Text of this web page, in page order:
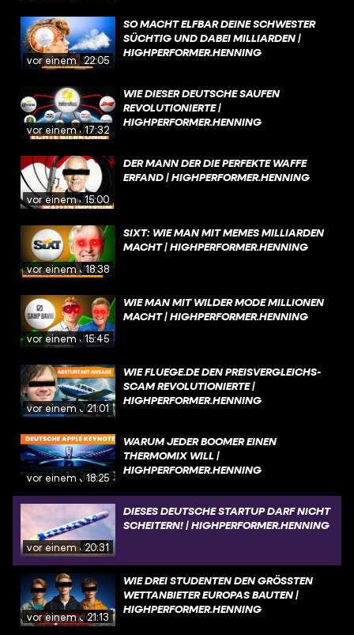
vor einem Jahr
22:05
SO MACHT ELFBAR DEINE SCHWESTER
SÜCHTIG UND DABEI MILLIARDEN |
HIGHPERFORMER.HENNING
vor einem Jahr
17:32
WIE DIESER DEUTSCHE SAUFEN
REVOLUTIONIERTE |
HIGHPERFORMER.HENNING
vor einem Jahr
15:00
DER MANN DER DIE PERFEKTE WAFFE
ERFAND | HIGHPERFORMER.HENNING
vor einem Jahr
18:38
SIXT: WIE MAN MIT MEMES MILLIARDEN
MACHT | HIGHPERFORMER.HENNING
vor einem Jahr
15:45
WIE MAN MIT WILDER MODE MILLIONEN
MACHT | HIGHPERFORMER.HENNING
vor einem Jahr
21:01
WIE FLUEGE.DE DEN PREISVERGLEICHS-
SCAM REVOLUTIONIERTE |
HIGHPERFORMER.HENNING
vor einem Jahr
18:25
WARUM JEDER BOOMER EINEN
THERMOMIX WILL |
HIGHPERFORMER.HENNING
vor einem Jahr
20:31
DIESES DEUTSCHE STARTUP DARF NICHT
SCHEITERN! | HIGHPERFORMER.HENNING
vor einem Jahr
21:13
WIE DREI STUDENTEN DEN GRÖSSTEN W
ETTANBIETER EUROPAS BAUTEN | H
IGHPERFORMER.HENNING